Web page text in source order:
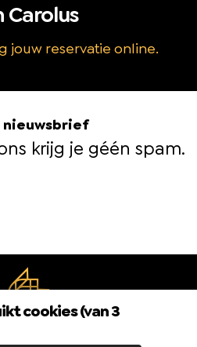
Carolus
jouw reservatie online.
nieuwsbrief
krijg je géén spam.
cookies (van 3